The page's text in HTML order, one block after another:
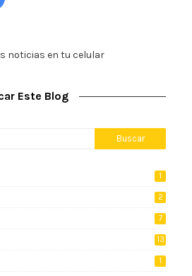
noticias en tu celular
Este Blog
1
2
7
13
1